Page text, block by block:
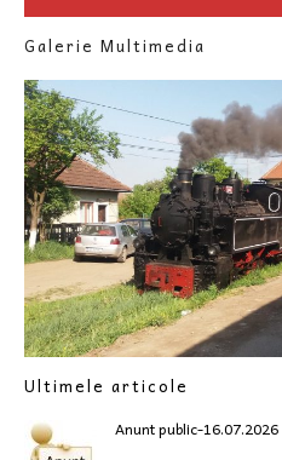
Galerie Multimedia
Ultimele articole
Anunt public-16.07.2026